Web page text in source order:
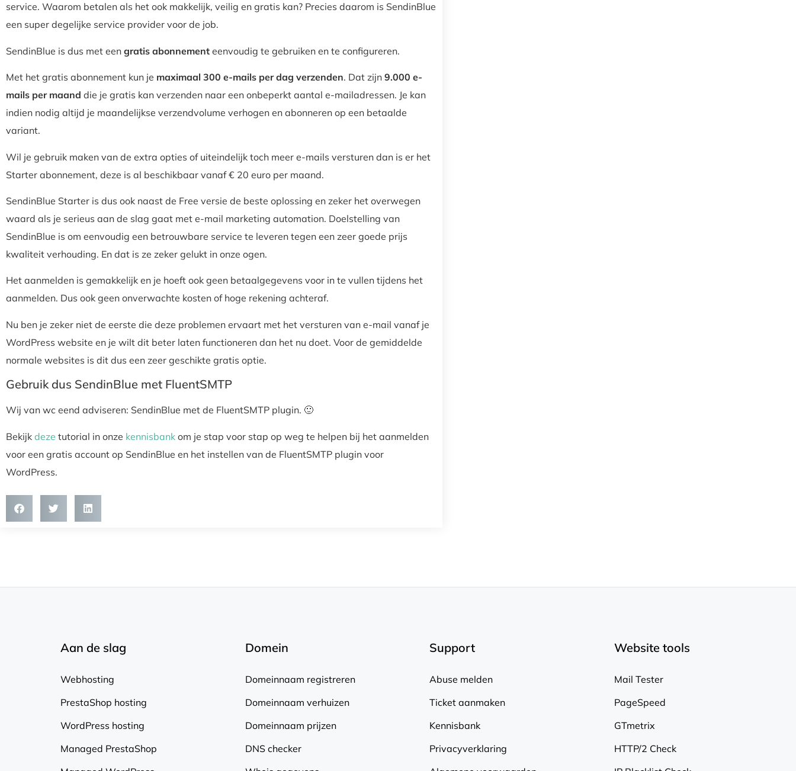
service. Waarom betalen als het ook makkelijk, veilig en gratis kan? Precies daarom is SendinBlue
een super degelijke service provider voor de job.
SendinBlue is dus met een gratis abonnement eenvoudig te gebruiken en te configureren.
Met het gratis abonnement kun je maximaal 300 e-mails per dag verzenden. Dat zijn 9.000 e-
mails per maand die je gratis kan verzenden naar een onbeperkt aantal e-mailadressen. Je kan
indien nodig altijd je maandelijkse verzendvolume verhogen en abonneren op een betaalde
variant.
Wil je gebruik maken van de extra opties of uiteindelijk toch meer e-mails versturen dan is er het
Starter abonnement, deze is al beschikbaar vanaf € 20 euro per maand.
SendinBlue Starter is dus ook naast de Free versie de beste oplossing en zeker het overwegen
waard als je serieus aan de slag gaat met e-mail marketing automation. Doelstelling van
SendinBlue is om eenvoudig een betrouwbare service te leveren tegen een zeer goede prijs
kwaliteit verhouding. En dat is ze zeker gelukt in onze ogen.
Het aanmelden is gemakkelijk en je hoeft ook geen betaalgegevens voor in te vullen tijdens het
aanmelden. Dus ook geen onverwachte kosten of hoge rekening achteraf.
Nu ben je zeker niet de eerste die deze problemen ervaart met het versturen van e-mail vanaf je
WordPress website en je wilt dit beter laten functioneren dan het nu doet. Voor de gemiddelde
normale websites is dit dus een zeer geschikte gratis optie.
Gebruik dus SendinBlue met FluentSMTP
Wij van wc eend adviseren: SendinBlue met de FluentSMTP plugin. 🙂
Bekijk deze tutorial in onze kennisbank om je stap voor stap op weg te helpen bij het aanmelden
voor een gratis account op SendinBlue en het instellen van de FluentSMTP plugin voor
WordPress.
Aan de slag
Webhosting
PrestaShop hosting
WordPress hosting
Managed PrestaShop
Domein
Domeinnaam registreren
Domeinnaam verhuizen
Domeinnaam prijzen
DNS checker
Support
Abuse melden
Ticket aanmaken
Kennisbank
Privacyverklaring
Website tools
Mail Tester
PageSpeed
GTmetrix
HTTP/2 Check